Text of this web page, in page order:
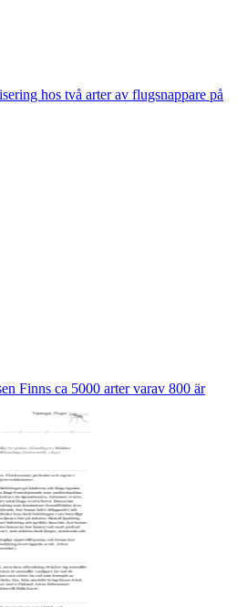
hos två arter av flugsnappare på
Finns ca 5000 arter varav 800 är